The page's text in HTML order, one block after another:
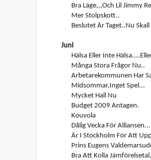
Bra Läge,,,och Lil Jimmy
Mer Stolpskott..
Beslutet Är Taget..Nu
Juni
Hälsa Eller Inte
Många Stora Frågor Nu..
Arbetarekommunen Har
Midsommar,inget Spel...
Mycket Hall Nu
Budget 2009 Antagen.
Kouvola
Dålig Vecka För Alliansen...
Är I Stockholm För Att
Prins Eugens
Bra Att Kolla